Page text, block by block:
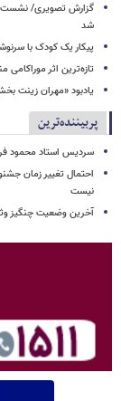
گزارش تصویری/ نشست
شد
پیکار یک کودک با
تازه‌ترین اثر موراکامی
یادبود «مهران زینت
پربیننده‌ترین
سردیس استاد محمود
نیست
آخرین وضعیت چنگیز